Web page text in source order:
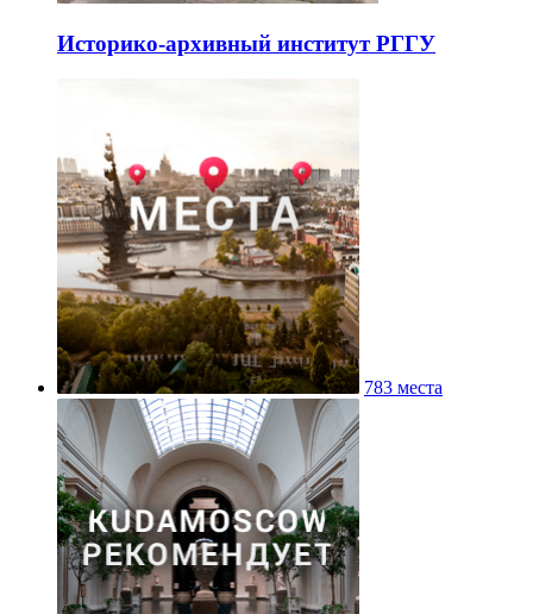
Историко-архивный институт РГГУ
783 места